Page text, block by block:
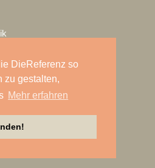
DieReferenz so
zu gestalten,
Mehr erfahren